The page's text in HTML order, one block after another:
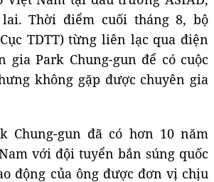
Thời điểm cuối tháng 8, bộ
TDTT) từng liên lạc qua điện
gia Park Chung-gun để có cuộc
không gặp được chuyên gia
Chung-gun đã có hơn 10 năm
với đội tuyển bắn súng quốc
động của ông được đơn vị chịu